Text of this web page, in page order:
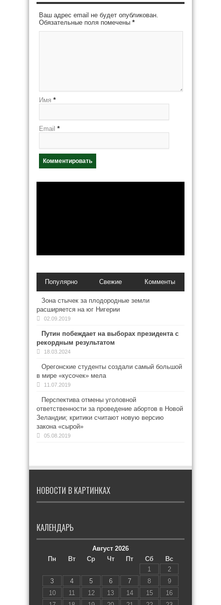
Ваш адрес email не будет опубликован.
Обязательные поля помечены *
Имя *
Email *
Популярно Свежие Комменты
Зона стычек за плодородные земли
расширяется на юг Нигерии
02.09.2019
Путин побеждает на выборах президента с
рекордным результатом
18.03.2024
Орегонские студенты создали самый большой
в мире «кусочек» мела
11.07.2019
Перспектива отмены уголовной
ответственности за проведение абортов в Новой
Зеландии; критики считают новую версию
закона «сырой»
05.08.2019
НОВОСТИ В КАРТИНКАХ
КАЛЕНДАРЬ
Август 2026
Пн
Вт Ср Чт Пт Сб
Вс
1
2
3
4 5 6 7 8
9
10
11 12 13 14 15
16